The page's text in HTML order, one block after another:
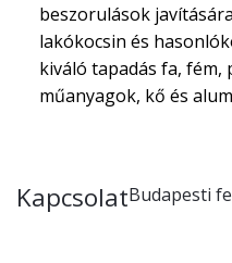
beszorulások
lakókocsin és
kiváló tapadás fa,
műanyagok, kő és
KapcsolatBudapesti